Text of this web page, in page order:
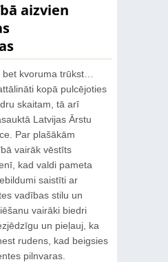
aizvien
kvoruma trūkst…
kopā pulcējoties
skaitam, tā arī
Latvijas Ārstu
Par plašākām
vairāk vēstīts
kad valdi pameta
saistīti ar
vadības stilu un
vairāki biedri
un pieļauj, ka
rudens, kad beigsies
pilnvaras.